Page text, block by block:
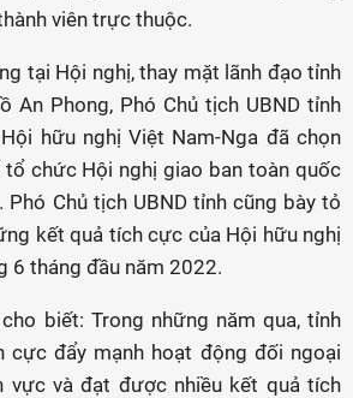
viên trực thuộc.
tại Hội nghị, thay mặt lãnh đạo tỉnh
An Phong, Phó Chủ tịch UBND tỉnh
hữu nghị Việt Nam-Nga đã chọn
tổ chức Hội nghị giao ban toàn quốc
Phó Chủ tịch UBND tỉnh cũng bày tỏ
kết quả tích cực của Hội hữu nghị
6 tháng đầu năm 2022.
biết: Trong những năm qua, tỉnh
cực đẩy mạnh hoạt động đối ngoại
vực và đạt được nhiều kết quả tích